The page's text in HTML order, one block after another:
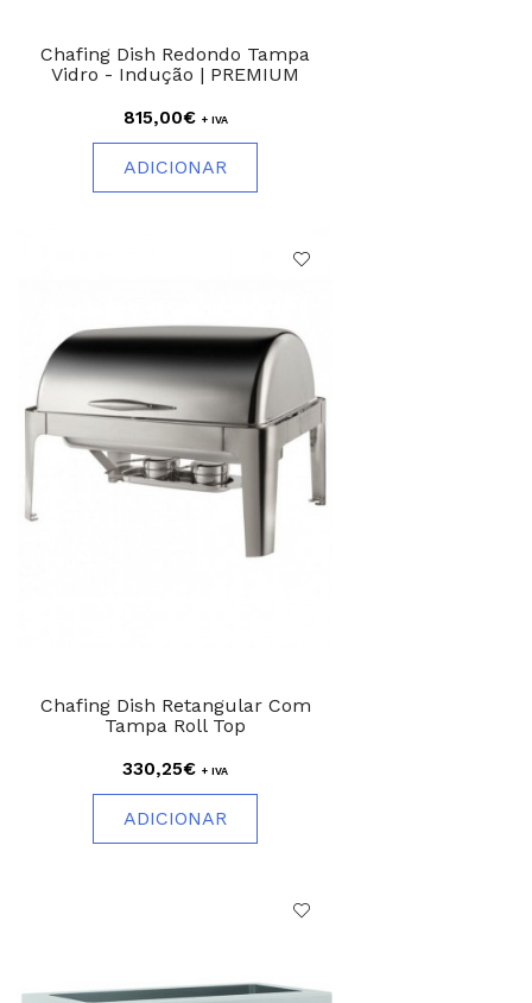
Chafing Dish Redondo Tampa
Vidro - Indução | PREMIUM
815,00€ + IVA
ADICIONAR
Chafing Dish Retangular Com
Tampa Roll Top
330,25€ + IVA
ADICIONAR